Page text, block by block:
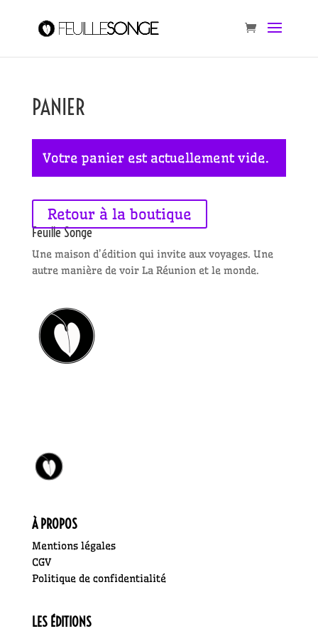
PANIER
Votre panier est actuellement vide.
Retour à la boutique
Feuille Songe
Une maison d’édition qui invite aux voyages. Une
autre manière de voir La Réunion et le monde.
À PROPOS
Mentions légales
CGV
Politique de confidentialité
LES ÉDITIONS